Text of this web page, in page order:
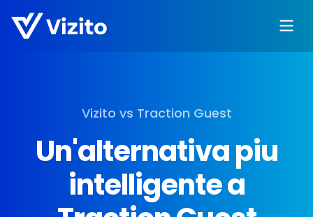
Vizito vs Traction Guest
Un'alternativa piu
intelligente a